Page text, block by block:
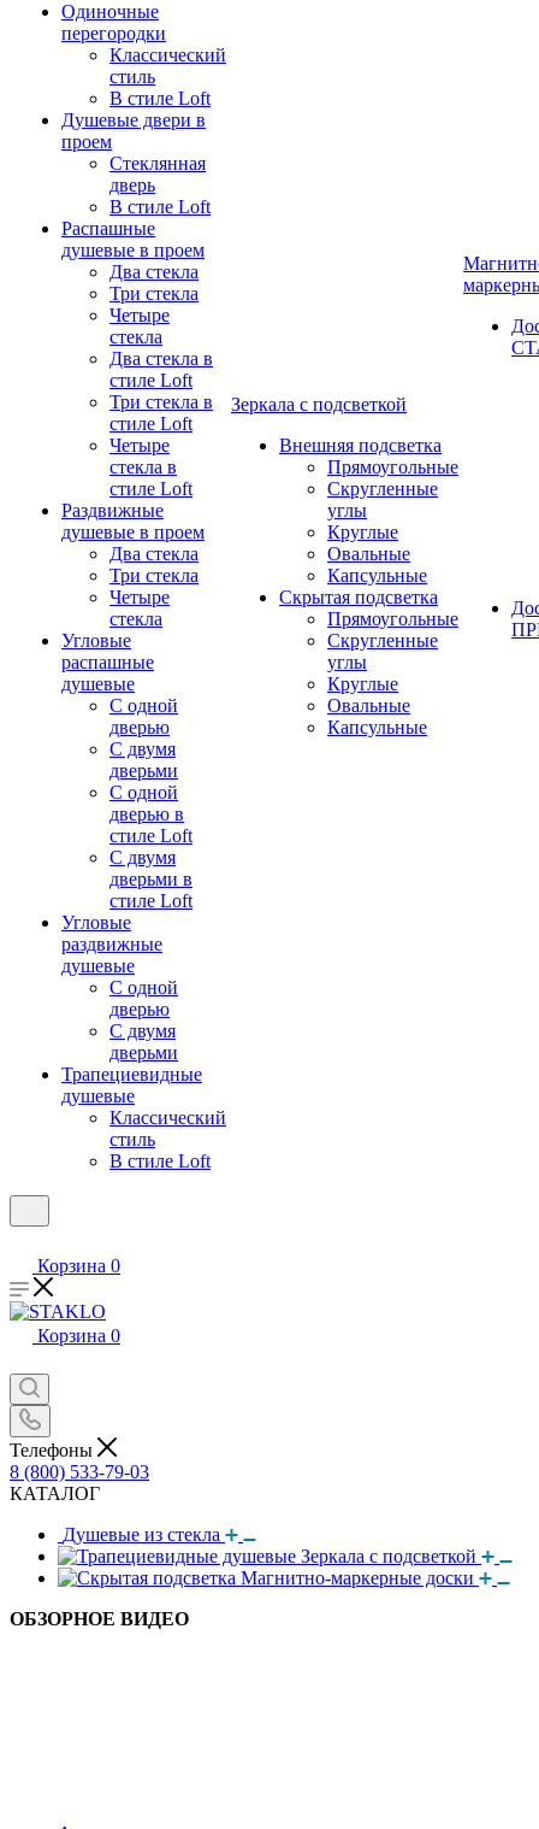
Одиночные
перегородки
Классический
стиль
В стиле Loft
Душевые двери в
проем
Стеклянная
дверь
В стиле Loft
Распашные
душевые в проем
Два стекла
Три стекла
Четыре
стекла
Два стекла в
стиле Loft
Три стекла в
стиле Loft
Четыре
стекла в
стиле Loft
Раздвижные
душевые в проем
Два стекла
Три стекла
Четыре
стекла
Угловые
распашные
душевые
С одной
дверью
С двумя
дверьми
С одной
дверью в
стиле Loft
С двумя
дверьми в
стиле Loft
Угловые
раздвижные
душевые
С одной
дверью
С двумя
дверьми
Трапециевидные
душевые
Классический
стиль
В стиле Loft
Зеркала с подсветкой
Внешняя подсветка
Прямоугольные
Скругленные
углы
Круглые
Овальные
Капсульные
Скрытая подсветка
Прямоугольные
Скругленные
углы
Круглые
Овальные
Капсульные
Корзина 0
Корзина 0
Телефоны
8 (800) 533-79-03
КАТАЛОГ
Душевые из стекла
Зеркала с подсветкой
Магнитно-маркерные доски
ОБЗОРНОЕ ВИДЕО